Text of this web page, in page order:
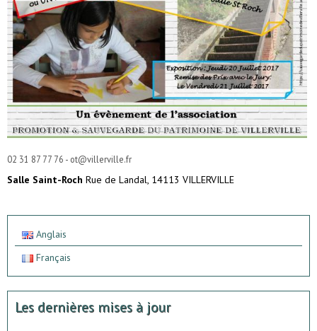
02 31 87 77 76 - ot@villerville.fr
Salle Saint-Roch Rue de Landal, 14113 VILLERVILLE
Anglais
Français
Les dernières mises à jour